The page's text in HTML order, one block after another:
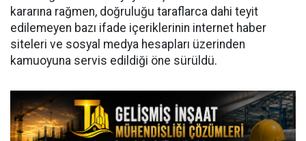
kararına rağmen, doğruluğu taraflarca dahi teyit
edilemeyen bazı ifade içeriklerinin internet haber
siteleri ve sosyal medya hesapları üzerinden
kamuoyuna servis edildiği öne sürüldü.